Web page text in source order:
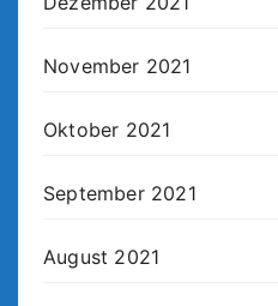
November 2021
Oktober 2021
September 2021
August 2021